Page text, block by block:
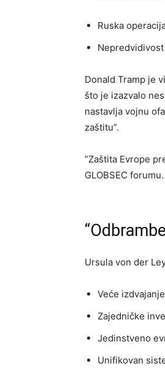
Ruska
Donald Tramp je
što je izazvalo
nastavlja vojnu
zaštitu”.
“Zaštita Evrope
GLOBSEC forumu.
Ursula von der
Veće
Zajedničke
Jedinstveno
Unifikovan